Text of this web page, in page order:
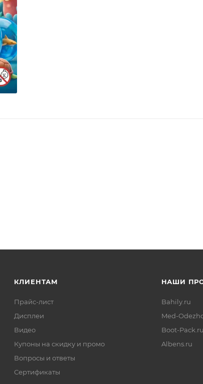
КЛИЕНТАМ
Прайс-лист
Дисплеи
Видео
Купоны на скидку и промо
Вопросы и ответы
Сертификаты
НАШИ
Bahily.ru
Med-
Boot-Pack.ru
Albens.ru